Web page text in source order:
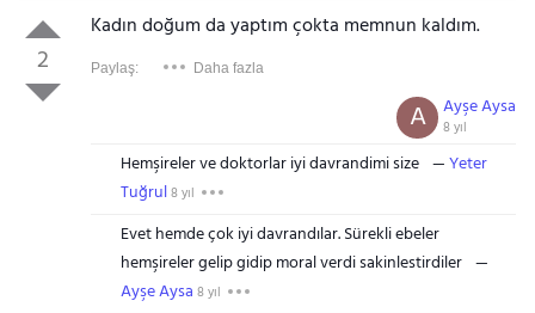
2
Kadın doğum da yaptım çokta memnun kaldım.
Paylaş: Daha fazla
Ayşe Aysa
8 yıl
A
Hemşireler ve doktorlar iyi davrandimi size
Yeter
Tuğrul8 yıl
Evet hemde çok iyi davrandılar. Sürekli ebeler
hemşireler gelip gidip moral verdi sakinlestirdiler
Ayşe Aysa 8 yıl